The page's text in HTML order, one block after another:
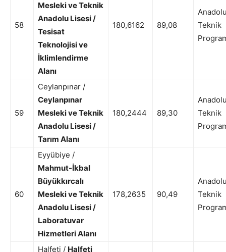
58
Mesleki ve Teknik
Anadolu Lisesi /
Tesisat
Teknolojisi ve
İklimlendirme
Alanı
180,6162 89,08
Teknik
59
Ceylanpınar /
Ceylanpınar
Mesleki ve Teknik
Anadolu Lisesi /
Tarım Alanı
180,2444 89,30
Teknik
60
Eyyübiye /
Mahmut-İkbal
Büyükkırcalı
Mesleki ve Teknik
Anadolu Lisesi /
Laboratuvar
Hizmetleri Alanı
178,2635 90,49
Teknik
Halfeti / Halfeti